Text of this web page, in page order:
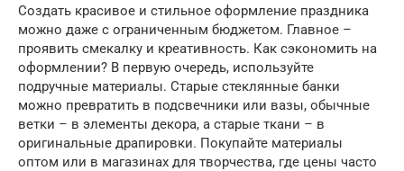
Создать красивое и стильное оформление праздника
можно даже с ограниченным бюджетом. Главное –
проявить смекалку и креативность. Как сэкономить на
оформлении? В первую очередь, используйте
подручные материалы. Старые стеклянные банки
можно превратить в подсвечники или вазы, обычные
ветки – в элементы декора, а старые ткани – в
оригинальные драпировки. Покупайте материалы
оптом или в магазинах для творчества, где цены часто